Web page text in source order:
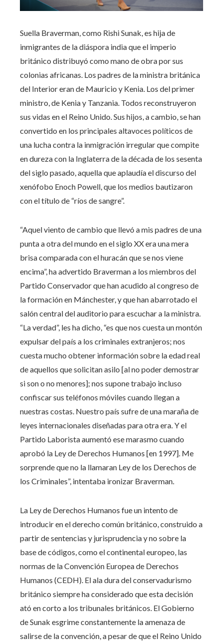
Suella Braverman, como Rishi Sunak, es hija de
inmigrantes de la diáspora india que el imperio
británico distribuyó como mano de obra por sus
colonias africanas. Los padres de la ministra británica
del Interior eran de Mauricio y Kenia. Los del primer
ministro, de Kenia y Tanzania. Todos reconstruyeron
sus vidas en el Reino Unido. Sus hijos, a cambio, se han
convertido en los principales altavoces políticos de
una lucha contra la inmigración irregular que compite
en dureza con la Inglaterra de la década de los sesenta
del siglo pasado, aquella que aplaudía el discurso del
xenófobo Enoch Powell, que los medios bautizaron
con el título de “ríos de sangre”.
“Aquel viento de cambio que llevó a mis padres de una
punta a otra del mundo en el siglo XX era una mera
brisa comparada con el huracán que se nos viene
encima”, ha advertido Braverman a los miembros del
Partido Conservador que han acudido al congreso de
la formación en Mánchester, y que han abarrotado el
salón central del auditorio para escuchar a la ministra.
“La verdad”, les ha dicho, “es que nos cuesta un montón
expulsar del país a los criminales extranjeros; nos
cuesta mucho obtener información sobre la edad real
de aquellos que solicitan asilo [al no poder demostrar
si son o no menores]; nos supone trabajo incluso
confiscar sus teléfonos móviles cuando llegan a
nuestras costas. Nuestro país sufre de una maraña de
leyes internacionales diseñadas para otra era. Y el
Partido Laborista aumentó ese marasmo cuando
aprobó la Ley de Derechos Humanos [en 1997]. Me
sorprende que no la llamaran Ley de los Derechos de
los Criminales”, intentaba ironizar Braverman.
La Ley de Derechos Humanos fue un intento de
introducir en el derecho común británico, construido a
partir de sentencias y jurisprudencia y no sobre la
base de códigos, como el continental europeo, las
normas de la Convención Europea de Derechos
Humanos (CEDH). El ala dura del conservadurismo
británico siempre ha considerado que esta decisión
ató en corto a los tribunales británicos. El Gobierno
de Sunak esgrime constantemente la amenaza de
salirse de la convención, a pesar de que el Reino Unido